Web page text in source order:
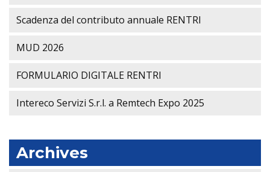
Scadenza del contributo annuale RENTRI
MUD 2026
FORMULARIO DIGITALE RENTRI
Intereco Servizi S.r.l. a Remtech Expo 2025
Archives